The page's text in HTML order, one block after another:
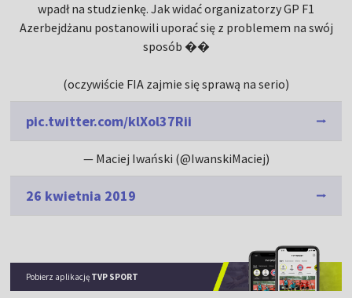
wpadł na studzienkę. Jak widać organizatorzy GP F1
Azerbejdżanu postanowili uporać się z problemem na swój
sposób ��
(oczywiście FIA zajmie się sprawą na serio)
pic.twitter.com/klXol37Rii
— Maciej Iwański (@IwanskiMaciej)
26 kwietnia 2019
Pobierz aplikację TVP SPORT